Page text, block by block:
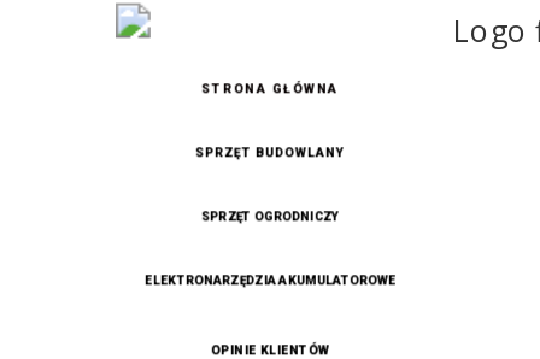
STRONA GŁÓWNA
SPRZĘT BUDOWLANY
SPRZĘT OGRODNICZY
ELEKTRONARZĘDZIA AKUMULATOROWE
OPINIE KLIENTÓW